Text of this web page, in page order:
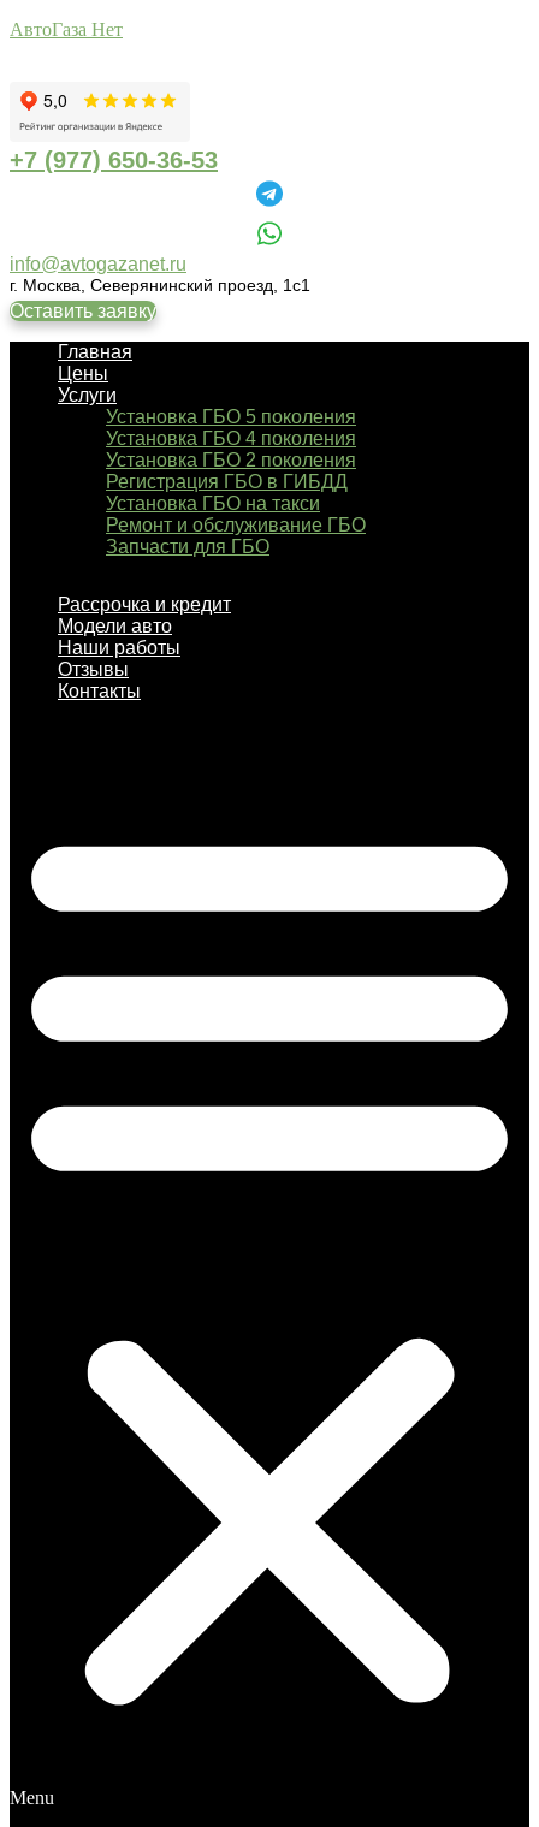
АвтоГаза Нет
+7 (977) 650-36-53
info@avtogazanet.ru
г. Москва, Северянинский проезд, 1с1
Оставить заявку
Главная
Цены
Услуги
Установка ГБО 5 поколения
Установка ГБО 4 поколения
Установка ГБО 2 поколения
Регистрация ГБО в ГИБДД
Установка ГБО на такси
Ремонт и обслуживание ГБО
Запчасти для ГБО
Рассрочка и кредит
Модели авто
Наши работы
Отзывы
Контакты
Menu